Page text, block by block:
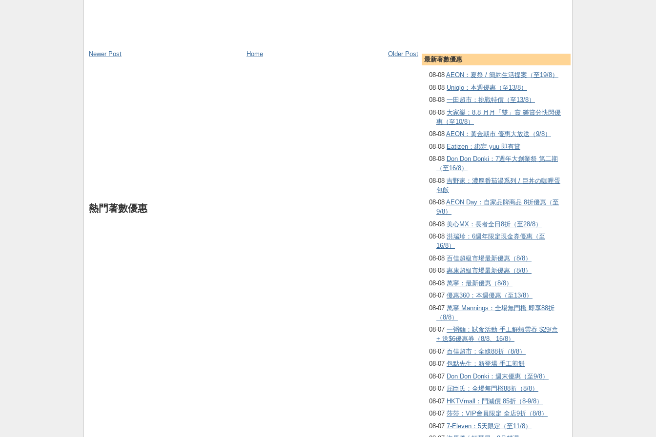
最新著數優惠
08-08 AEON：夏祭 / 簡約生活提案（至19/8）
08-08 Uniqlo：本週優惠（至13/8）
08-08 一田超市：挑戰特價（至13/8）
08-08 大家樂：8.8 月月「雙」賞 樂賞分快閃優
惠（至10/8）
08-08 AEON：黃金朝市 優惠大放送（9/8）
08-08 Eatizen：綁定 yuu 即有賞
08-08 Don Don Donki：7週年大創業祭 第二期
（至16/8）
08-08 吉野家：濃厚番茄湯系列 / 巨丼の咖哩蛋
包飯
08-08 AEON Day：自家品牌商品 8折優惠（至
9/8）
08-08 美心MX：長者全日8折（至28/8）
08-08 洪瑞珍：6週年限定現金券優惠（至
16/8）
08-08 百佳超級市場最新優惠（8/8）
08-08 惠康超級市場最新優惠（8/8）
08-08 萬寧：最新優惠（8/8）
08-07 優惠360：本週優惠（至13/8）
08-07 萬寧 Mannings：全場無門檻 即享88折
（8/8）
08-07 一粥麵：試食活動 手工鮮蝦雲吞 $29/盒
+ 送$6優惠券（8/8、16/8）
08-07 百佳超市：全線88折（8/8）
08-07 包點先生：新登場 手工煎餅
08-07 Don Don Donki：週末優惠（至9/8）
08-07 屈臣氏：全場無門檻88折（8/8）
08-07 HKTVmall ：鬥減價 85折（8-9/8）
08-07 莎莎：VIP會員限定 全店9折（8/8）
08-07 7-Eleven：5天限定（至11/8）
Newer Post Older Post
Home
熱門著數優惠